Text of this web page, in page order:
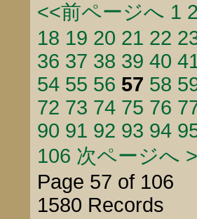
<<前ページへ 1
18 19 20 21 22
36 37 38 39 40
54 55 56 57 58
72 73 74 75 76
90 91 92 93 94
106 次ページへ
Page 57 of 106
1580 Records